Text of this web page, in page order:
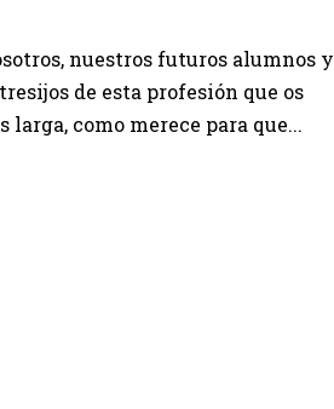
nuestros futuros alumnos y
de esta profesión que os
como merece para que...